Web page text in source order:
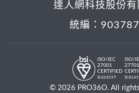
達人網科技股份有
統編：
ISO/IEC
27001
CERTIFIED
IS 814197
ISO/
27701
IS
© 2026 PRO36O. All